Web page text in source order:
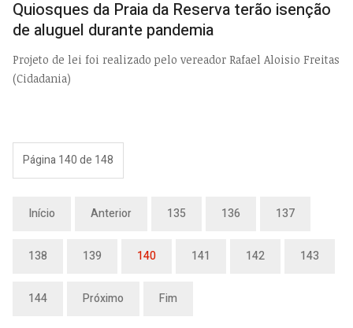
Quiosques da Praia da Reserva terão isenção
de aluguel durante pandemia
Projeto de lei foi realizado pelo vereador Rafael Aloisio Freitas
(Cidadania)
Página 140 de 148
Início Anterior 135 136 137
138 139 140 141 142 143
144 Próximo Fim